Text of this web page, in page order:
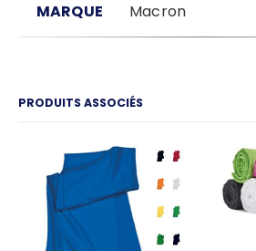
MARQUE Macron
PRODUITS ASSOCIÉS